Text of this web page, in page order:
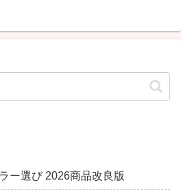
ー選び 2026商品改良版